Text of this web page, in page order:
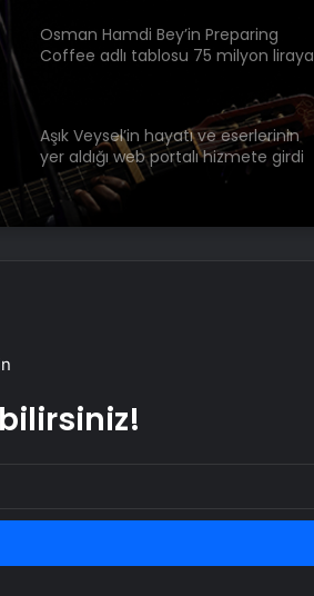
Osman Hamdi Bey’in Preparing
Coffee adlı tablosu 75 milyon liraya
Aşık Veysel’in hayatı ve eserlerinin
yer aldığı web portalı hizmete girdi
Titanik’in batmadan önce bir